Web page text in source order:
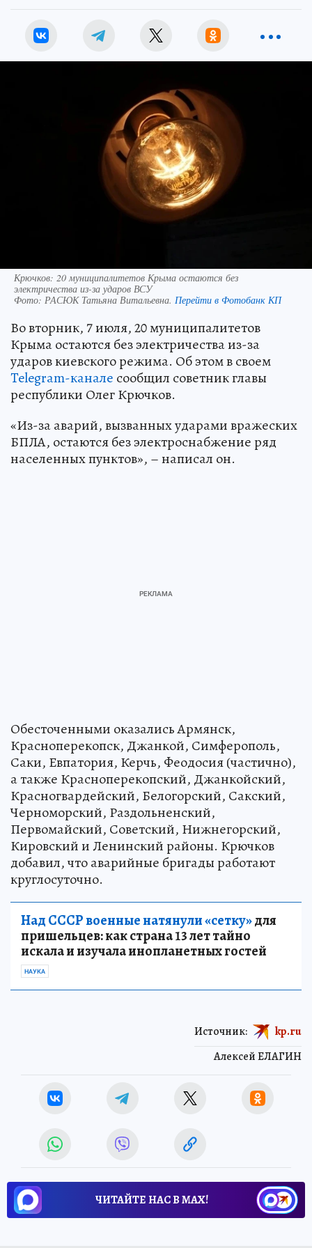
Крючков: 20 муниципалитетов Крыма остаются без
электричества из-за ударов ВСУ
Фото: РАСЮК Татьяна Витальевна. Перейти в Фотобанк КП
Во вторник, 7 июля, 20 муниципалитетов
Крыма остаются без электричества из-за
ударов киевского режима. Об этом в своем
Telegram-канале сообщил советник главы
республики Олег Крючков.
«Из-за аварий, вызванных ударами вражеских
БПЛА, остаются без электроснабжение ряд
населенных пунктов», – написал он.
Обесточенными оказались Армянск,
Красноперекопск, Джанкой, Симферополь,
Саки, Евпатория, Керчь, Феодосия (частично),
а также Красноперекопский, Джанкойский,
Красногвардейский, Белогорский, Сакский,
Черноморский, Раздольненский,
Первомайский, Советский, Нижнегорский,
Кировский и Ленинский районы. Крючков
добавил, что аварийные бригады работают
круглосуточно.
Над СССР военные натянули «сетку»для
пришельцев: как страна 13 лет тайно
искала и изучала инопланетных гостей
НАУКА
Алексей ЕЛАГИН
Источник: kp.ru
ЧИТАЙТЕ НАС В МАХ!